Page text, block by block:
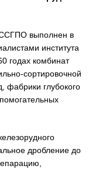
ССГПО выполнен в
института
годах комбинат
сортировочной
фабрики глубокого
дробление до